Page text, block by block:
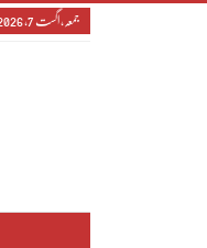
جمعہ, اگست 7, 2026